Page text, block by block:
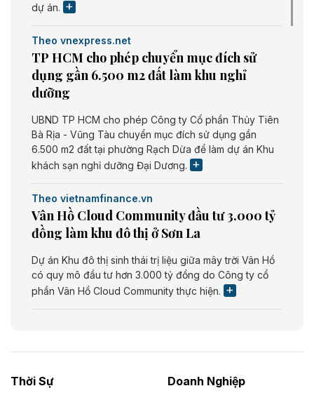
dự án.
Theo vnexpress.net
TP HCM cho phép chuyển mục đích sử
dụng gần 6.500 m2 đất làm khu nghỉ
dưỡng
UBND TP HCM cho phép Công ty Cổ phần Thủy Tiên
Bà Rịa - Vũng Tàu chuyển mục đích sử dụng gần
6.500 m2 đất tại phường Rạch Dừa để làm dự án Khu
khách sạn nghỉ dưỡng Đại Dương.
Theo vietnamfinance.vn
Vân Hồ Cloud Community đầu tư 3.000 tỷ
đồng làm khu đô thị ở Sơn La
Dự án Khu đô thị sinh thái trị liệu giữa mây trời Vân Hồ
có quy mô đầu tư hơn 3.000 tỷ đồng do Công ty cổ
phần Vân Hồ Cloud Community thực hiện.
Dự án Nhà máy xử lý rác và phát điện Bắc Giang do
Thời Sự Doanh Nghiệp